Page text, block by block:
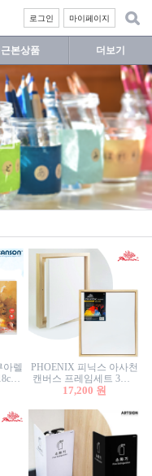
마이페이지
로그인
본상품 더보기
아렐
PHOENIX 피닉스 아사천
캔버스 프레임세트 3호F
27.3x22cm 캔버스와 올림
17,200 원